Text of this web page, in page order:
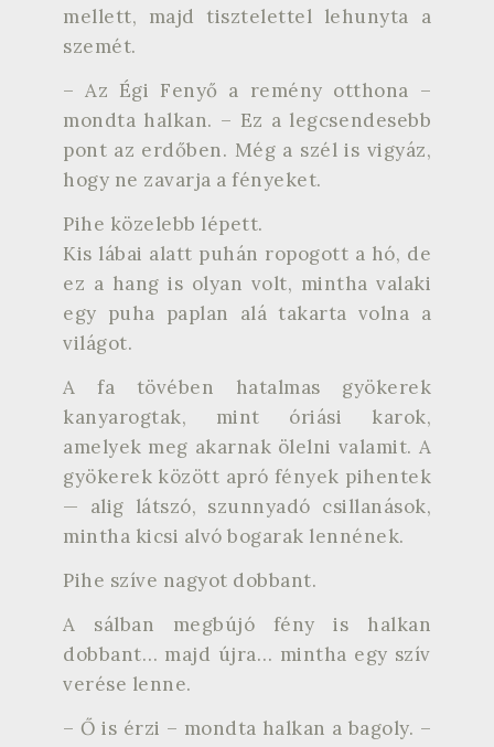
mellett, majd tisztelettel lehunyta a
szemét.
– Az Égi Fenyő a remény otthona –
mondta halkan. – Ez a legcsendesebb
pont az erdőben. Még a szél is vigyáz,
hogy ne zavarja a fényeket.
Pihe közelebb lépett.
Kis lábai alatt puhán ropogott a hó, de
ez a hang is olyan volt, mintha valaki
egy puha paplan alá takarta volna a
világot.
A fa tövében hatalmas gyökerek
kanyarogtak, mint óriási karok,
amelyek meg akarnak ölelni valamit. A
gyökerek között apró fények pihentek
— alig látszó, szunnyadó csillanások,
mintha kicsi alvó bogarak lennének.
Pihe szíve nagyot dobbant.
A sálban megbújó fény is halkan
dobbant… majd újra… mintha egy szív
verése lenne.
– Ő is érzi – mondta halkan a bagoly. –